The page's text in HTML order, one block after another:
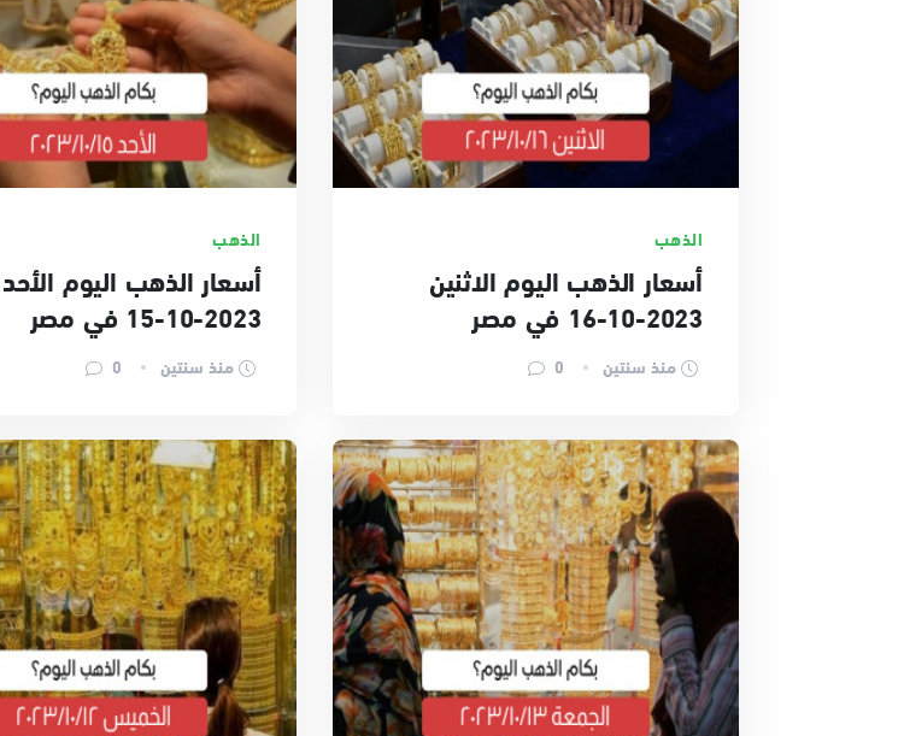
الذهب
أسعار الذهب اليوم الاثنين
2023-10-16 في مصر
منذ سنتين
الذهب
أسعار الذهب اليوم الأحد
2023-10-15 في مصر
منذ سنتين